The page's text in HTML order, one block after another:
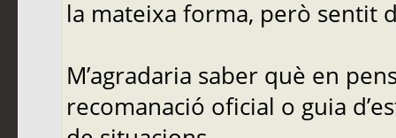
la mateixa forma, però sentit
M’agradaria saber què en
recomanació oficial o guia